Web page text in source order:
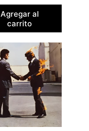
Agregar al
carrito